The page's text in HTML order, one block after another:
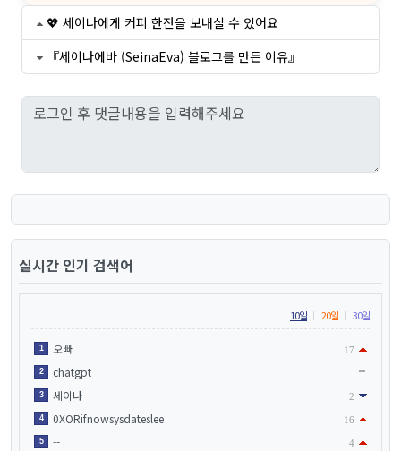
💖 세이나에게 커피 한잔을 보내실 수 있어요
『세이나에바 (SeinaEva) 블로그를 만든 이유』
실시간 인기 검색어
10일 20일 30일
1 오빠 17
2 chatgpt
3 세이나 2
4 0XORifnowsysdateslee 16
5 -- 4